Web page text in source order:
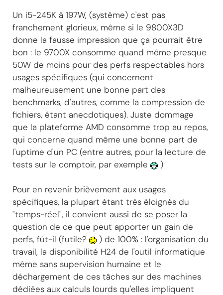
Un i5-245K à 197W, (système) c'est pas
franchement glorieux, même si le 9800X3D
donne la fausse impression que ça pourrait être
bon : le 9700X consomme quand même presque
50W de moins pour des perfs respectables hors
usages spécifiques (qui concernent
malheureusement une bonne part des
benchmarks, d'autres, comme la compression de
fichiers, étant anecdotiques). Juste dommage
que la plateforme AMD consomme trop au repos,
qui concerne quand même une bonne part de
l'uptime d'un PC (entre autres, pour la lecture de
tests sur le comptoir, par exemple
)
Pour en revenir brièvement aux usages
spécifiques, la plupart étant très éloignés du
"temps-réel", il convient aussi de se poser la
question de ce que peut apporter un gain de
perfs, fût-il (futile?
) de 100% : l'organisation du
travail, la disponibilité H24 de l'outil informatique
même sans supervision humaine et le
déchargement de ces tâches sur des machines
dédiées aux calculs lourds qu'elles impliquent